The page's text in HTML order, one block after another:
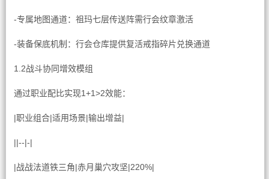
-专属地图通道：祖玛七层传送阵需行会纹章激活
-装备保底机制：行会仓库提供复活戒指碎片兑换通道
1.2战斗协同增效模组
通过职业配比实现1+1>2效能：
|职业组合|适用场景|输出增益|
||--|-|
|战战法道铁三角|赤月巢穴攻坚|220%|